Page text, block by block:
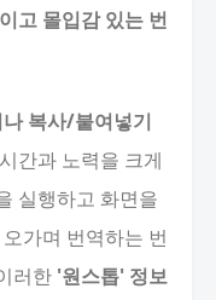
고 몰입감 있는 번
복사/붙여넣기
간과 노력을 크게
실행하고 화면을
가며 번역하는 번
러한 '원스톱' 정보